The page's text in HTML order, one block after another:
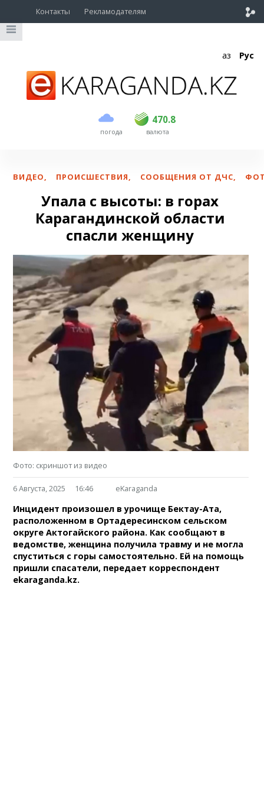
Контакты Рекламодателям
Қаз Рус
погода
470.8
USD 468.5 470.8
EUR валюта
ВИДЕО, ПРОИСШЕСТВИЯ, СООБЩЕНИЯ ОТ ДЧС,
Упала с высоты: в горах
Карагандинской области
спасли женщину
Фото: скриншот из видео
6 Августа, 2025 16:46 eKaraganda
Инцидент произошел в урочище Бектау-Ата,
расположенном в Ортадересинском сельском
округе Актогайского района. Как сообщают в
ведомстве, женщина получила травму и не могла
спуститься с горы самостоятельно. Ей на помощь
пришли спасатели, передает корреспондент
ekaraganda.kz.